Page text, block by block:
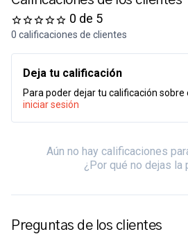
0 de 5
0 calificaciones de clientes
Deja tu calificación
Para poder dejar tu calificación
iniciar sesión
Aún no hay calificaciones
¿Por qué no dejas la
Preguntas de los clientes